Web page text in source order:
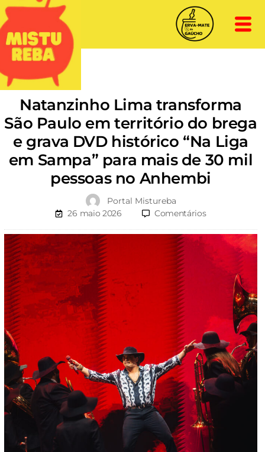
Natanzinho Lima transforma
São Paulo em território do brega
e grava DVD histórico “Na Liga
em Sampa” para mais de 30 mil
pessoas no Anhembi
Portal Mistureba
26 maio 2026
Comentários